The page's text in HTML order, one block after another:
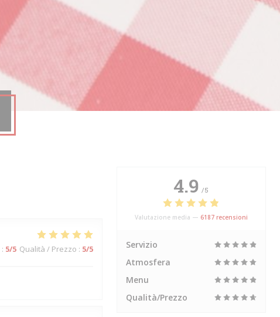
: 5/5 Qualità / Prezzo : 5/5
4.9 /5
Valutazione media — 6187 recensioni
Servizio
Atmosfera
Menu
Qualità/Prezzo